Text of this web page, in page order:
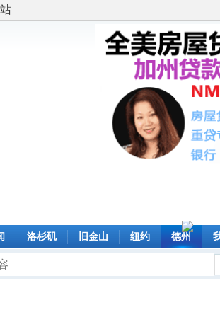
洛杉矶 旧金山 纽约 德州